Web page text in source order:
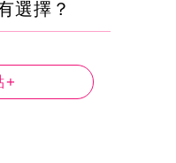
選擇？
+